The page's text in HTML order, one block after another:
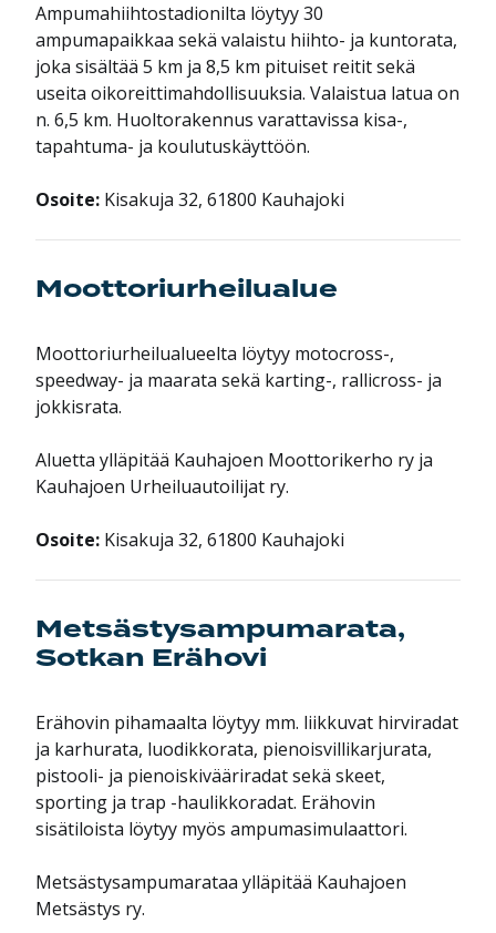
Ampumahiihtostadionilta löytyy 30
ampumapaikkaa sekä valaistu hiihto- ja kuntorata,
joka sisältää 5 km ja 8,5 km pituiset reitit sekä
useita oikoreittimahdollisuuksia. Valaistua latua on
n. 6,5 km. Huoltorakennus varattavissa kisa-,
tapahtuma- ja koulutuskäyttöön.
Osoite:Kisakuja 32, 61800 Kauhajoki
Moottoriurheilualue
Moottoriurheilualueelta löytyy motocross-,
speedway- ja maarata sekä karting-, rallicross- ja
jokkisrata.
Aluetta ylläpitää Kauhajoen Moottorikerho ry ja
Kauhajoen Urheiluautoilijat ry.
Osoite:Kisakuja 32, 61800 Kauhajoki
Metsästysampumarata,
Sotkan Erähovi
Erähovin pihamaalta löytyy mm. liikkuvat hirviradat
ja karhurata, luodikkorata, pienoisvillikarjurata,
pistooli- ja pienoiskivääriradat sekä skeet,
sporting ja trap -haulikkoradat. Erähovin
sisätiloista löytyy myös ampumasimulaattori.
Metsästysampumarataa ylläpitää Kauhajoen
Metsästys ry.